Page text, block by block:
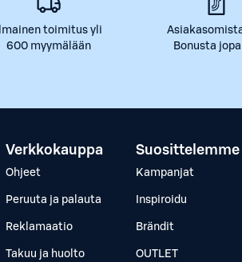
Ilmainen toimitus yli
600 myymälään
Bonusta jopa
Verkkokauppa
Ohjeet
Peruuta ja palauta
Reklamaatio
Takuu ja huolto
Suosittelemme
Kampanjat
Inspiroidu
Brändit
OUTLET